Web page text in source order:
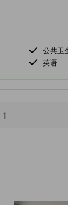
公共卫
英语
1